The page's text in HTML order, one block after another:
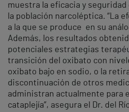
muestra la eficacia y
la población narcoléptica. “La
a la que se produce en su
Además, los resultados
potenciales estrategias
transición del oxibato con
oxibato bajo en sodio, o la
discontinuación de otros
administran actualmente para
cataplejía”, asegura el Dr. del